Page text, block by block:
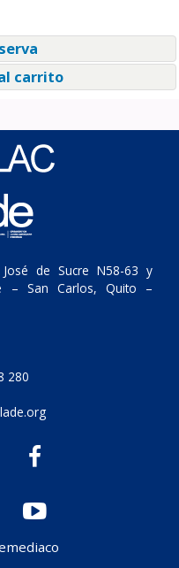
carrito
de Sucre N58-63 y
– San Carlos, Quito –
280